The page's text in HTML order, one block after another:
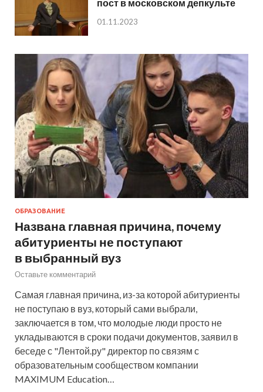
пост в московском депкульте
01.11.2023
ОБРАЗОВАНИЕ
Названа главная причина, почему
абитуриенты не поступают
в выбранный вуз
Оставьте комментарий
Самая главная причина, из-за которой абитуриенты
не поступаю в вуз, который сами выбрали,
заключается в том, что молодые люди просто не
укладываются в сроки подачи документов, заявил в
беседе с "Лентой.ру" директор по связям с
образовательным сообществом компании
MAXIMUM Education…